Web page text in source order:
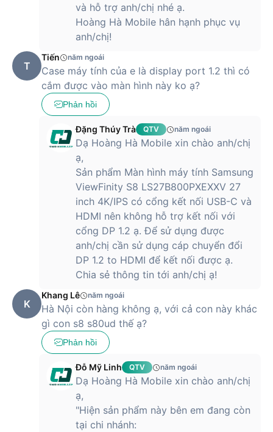
và hỗ trợ anh/chị nhé ạ.
Hoàng Hà Mobile hân hạnh phục vụ
anh/chị!
T
Tiến năm ngoái
Case máy tính của e là display port 1.2 thì có
cắm được vào màn hình này ko ạ?
Phản hồi
Đặng Thúy Trà QTV năm ngoái
Dạ Hoàng Hà Mobile xin chào anh/chị
ạ,
Sản phẩm Màn hình máy tính Samsung
ViewFinity S8 LS27B800PXEXXV 27
inch 4K/IPS có cổng kết nối USB-C và
HDMI nên không hỗ trợ kết nối với
cổng DP 1.2 ạ. Để sử dụng được
anh/chị cần sử dụng cáp chuyển đổi
DP 1.2 to HDMI để kết nối được ạ.
Chia sẻ thông tin tới anh/chị ạ!
K
Khang Lê năm ngoái
Hà Nội còn hàng không ạ, với cả con này khác
gì con s8 s80ud thế ạ?
Phản hồi
Đỗ Mỹ Linh QTV năm ngoái
Dạ Hoàng Hà Mobile xin chào anh/chị
ạ,
"Hiện sản phẩm này bên em đang còn
tại chi nhánh: